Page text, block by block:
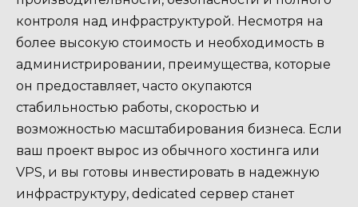
контроля над инфраструктурой. Несмотря на
более высокую стоимость и необходимость в
администрировании, преимущества, которые
он предоставляет, часто окупаются
стабильностью работы, скоростью и
возможностью масштабирования бизнеса. Если
ваш проект вырос из обычного хостинга или
VPS, и вы готовы инвестировать в надежную
инфраструктуру, dedicated сервер станет